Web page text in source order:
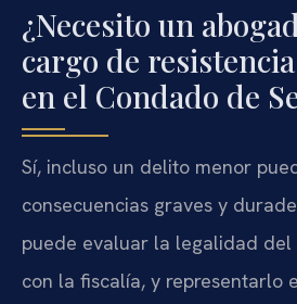
¿Necesito un
cargo de
en el Condado de
Sí, incluso un delito menor
consecuencias graves y
puede evaluar la legalidad del
con la fiscalía, y representarlo